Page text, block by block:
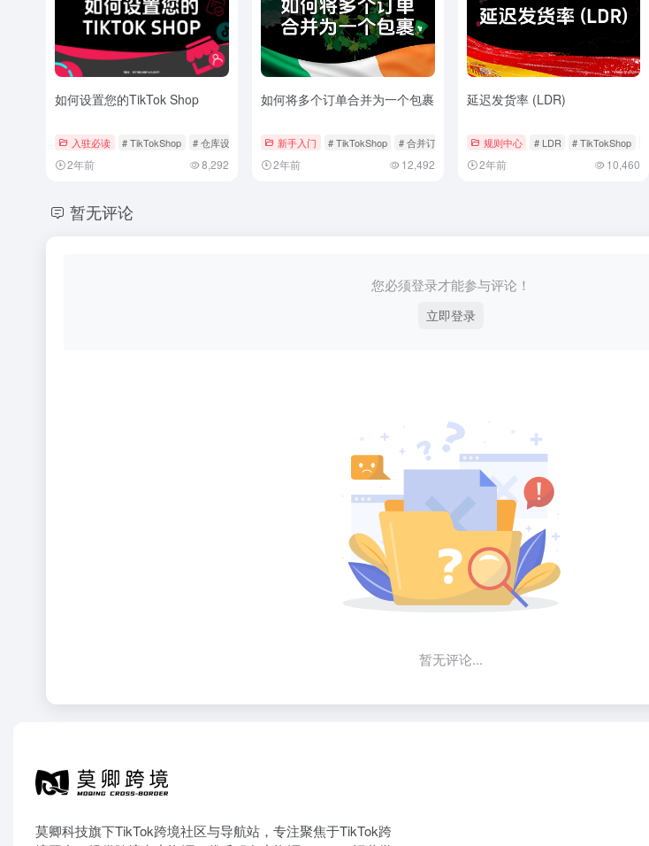
如何设置您的TikTok Shop
入驻必读 # TikTokShop # 仓库设置 # 添加产品
2年前 8,292
如何将多个订单合并为一个包裹
新手入门 # TikTokShop # 合并订单 # 爱尔兰本土店
2年前 12,492
延迟发货率 (LDR)
规则中心 # LDR # TikTokShop
2年前 10,460
暂无评论
您必须登录才能参与评论！
立即登录
暂无评论...
莫卿科技旗下TikTok跨境社区与导航站，专注聚焦于TikTok跨